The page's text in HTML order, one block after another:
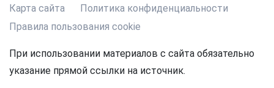
Карта сайта
Политика конфиденциальности
Правила пользования cookie
При использовании материалов с сайта обязательно
указание прямой ссылки на источник.